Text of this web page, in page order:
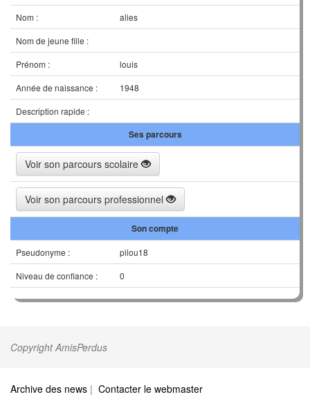
Nom :
alies
Nom de jeune fille :
Prénom :
louis
Année de naissance :
1948
Description rapide :
Ses parcours
Voir son parcours scolaire
Voir son parcours professionnel
Son compte
Pseudonyme :
pilou18
Niveau de confiance :
0
Copyright AmisPerdus
Archive des news | Contacter le webmaster